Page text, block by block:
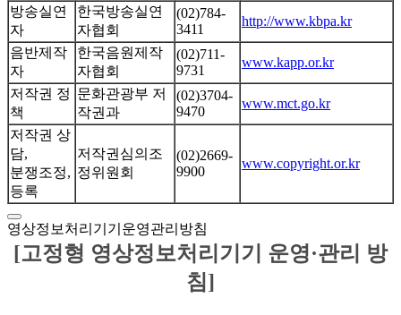
방송실연
자
한국방송실연
자협회
(02)784-
3411
http://www.kbpa.kr
음반제작
자
한국음원제작
자협회
(02)711-
9731
www.kapp.or.kr
저작권 정
책
문화관광부 저
작권과
(02)3704-
9470
www.mct.go.kr
저작권 상
담,
분쟁조정,
등록
저작권심의조
정위원회
(02)2669-
9900
www.copyright.or.kr
영상정보처리기기운영관리방침
[고정형 영상정보처리기기 운영·관리 방
침]